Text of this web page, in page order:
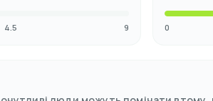
4.5 9 0